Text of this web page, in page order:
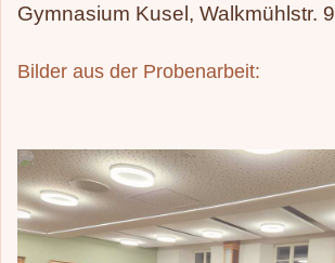
Gymnasium Kusel, Walkmühlstr. 9
Bilder aus der Probenarbeit: